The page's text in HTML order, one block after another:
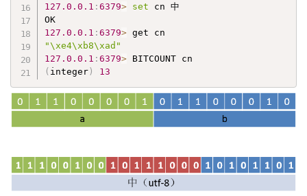
127.0 .0 .1 :6379> set cn 中
127.0 .0 .1 :6379>
"\xe4\xb8\xad"
127.0 .0 .1 :6379>
( integer) 13